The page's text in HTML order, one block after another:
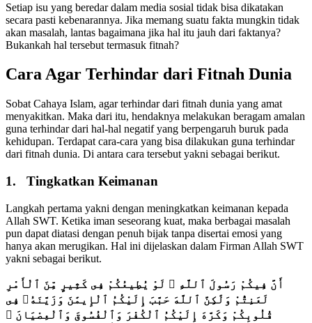
Setiap isu yang beredar dalam media sosial tidak bisa dikatakan
secara pasti kebenarannya. Jika memang suatu fakta mungkin tidak
akan masalah, lantas bagaimana jika hal itu jauh dari faktanya?
Bukankah hal tersebut termasuk fitnah?
Cara Agar Terhindar dari Fitnah Dunia
Sobat Cahaya Islam, agar terhindar dari fitnah dunia yang amat
menyakitkan. Maka dari itu, hendaknya melakukan beragam amalan
guna terhindar dari hal-hal negatif yang berpengaruh buruk pada
kehidupan. Terdapat cara-cara yang bisa dilakukan guna terhindar
dari fitnah dunia. Di antara cara tersebut yakni sebagai berikut.
1. Tingkatkan Keimanan
Langkah pertama yakni dengan meningkatkan keimanan kepada
Allah SWT. Ketika iman seseorang kuat, maka berbagai masalah
pun dapat diatasi dengan penuh bijak tanpa disertai emosi yang
hanya akan merugikan. Hal ini dijelaskan dalam Firman Allah SWT
yakni sebagai berikut.
أَنَّ فِيكُمْ رَسُولَ ٱللَّهِ لَوْ يُطِيعُكُمْ فِى كَثِيرٍ مِّنَ ٱلْأَمْرِ
لَعَنِتُّمْ وَلَٰكِنَّ ٱللَّهَ حَبَّبَ إِلَيْكُمُ ٱلْإِيمَٰنَ وَزَيَّنَهُ ۥ فِى
قُلُوبِكُمْ وَكَرَّهَ إِلَيْكُمُ ٱلْكُفْرَ وَٱلْفُسُوقَ وَٱلْعِصْيَانَ